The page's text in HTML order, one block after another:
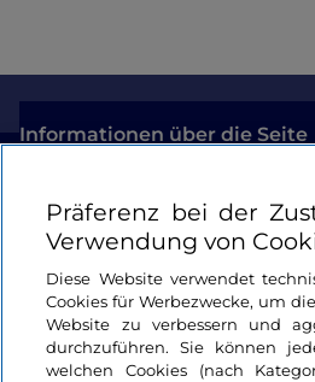
Informationen über die Seite
Nützliche Links
Login
Bleiben wir in Kontakt
Präferenz bei der
Verwendung von
Diese Website verwendet
Cookies für Werbezwecke, um
Website zu verbessern und
durchzuführen. Sie können
welchen Cookies (nach